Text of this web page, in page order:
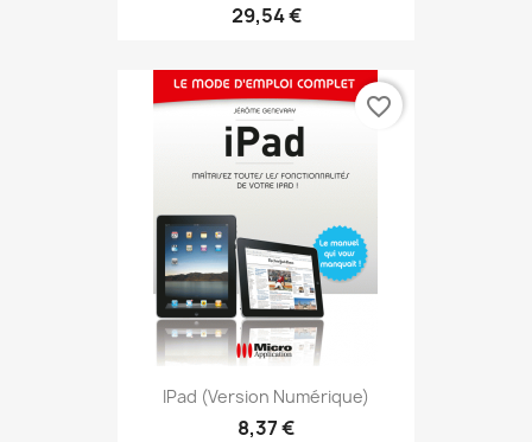
29,54 €
IPad (version Numérique)
8,37 €
favorite_border